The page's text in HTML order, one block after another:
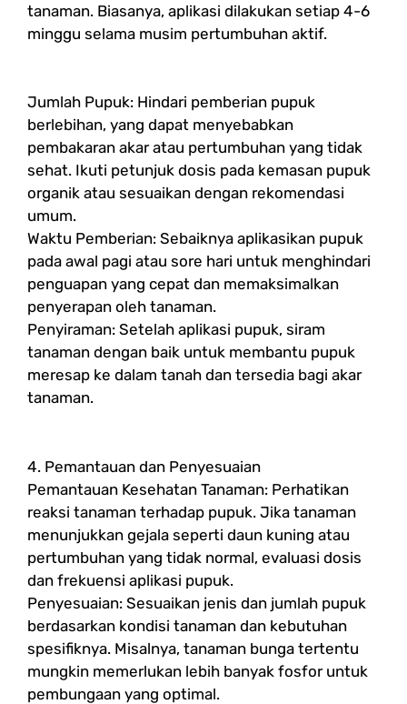
tanaman. Biasanya, aplikasi dilakukan setiap 4-6
minggu selama musim pertumbuhan aktif.
Jumlah Pupuk: Hindari pemberian pupuk
berlebihan, yang dapat menyebabkan
pembakaran akar atau pertumbuhan yang tidak
sehat. Ikuti petunjuk dosis pada kemasan pupuk
organik atau sesuaikan dengan rekomendasi
umum.
Waktu Pemberian: Sebaiknya aplikasikan pupuk
pada awal pagi atau sore hari untuk menghindari
penguapan yang cepat dan memaksimalkan
penyerapan oleh tanaman.
Penyiraman: Setelah aplikasi pupuk, siram
tanaman dengan baik untuk membantu pupuk
meresap ke dalam tanah dan tersedia bagi akar
tanaman.
4. Pemantauan dan Penyesuaian
Pemantauan Kesehatan Tanaman: Perhatikan
reaksi tanaman terhadap pupuk. Jika tanaman
menunjukkan gejala seperti daun kuning atau
pertumbuhan yang tidak normal, evaluasi dosis
dan frekuensi aplikasi pupuk.
Penyesuaian: Sesuaikan jenis dan jumlah pupuk
berdasarkan kondisi tanaman dan kebutuhan
spesifiknya. Misalnya, tanaman bunga tertentu
mungkin memerlukan lebih banyak fosfor untuk
pembungaan yang optimal.